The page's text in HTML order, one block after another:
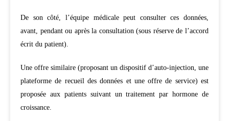
De son côté, l’équipe médicale peut consulter ces données,
avant, pendant ou après la consultation (sous réserve de l’accord
écrit du patient).
Une offre similaire (proposant un dispositif d’auto-injection, une
plateforme de recueil des données et une offre de service) est
proposée aux patients suivant un traitement par hormone de
croissance.